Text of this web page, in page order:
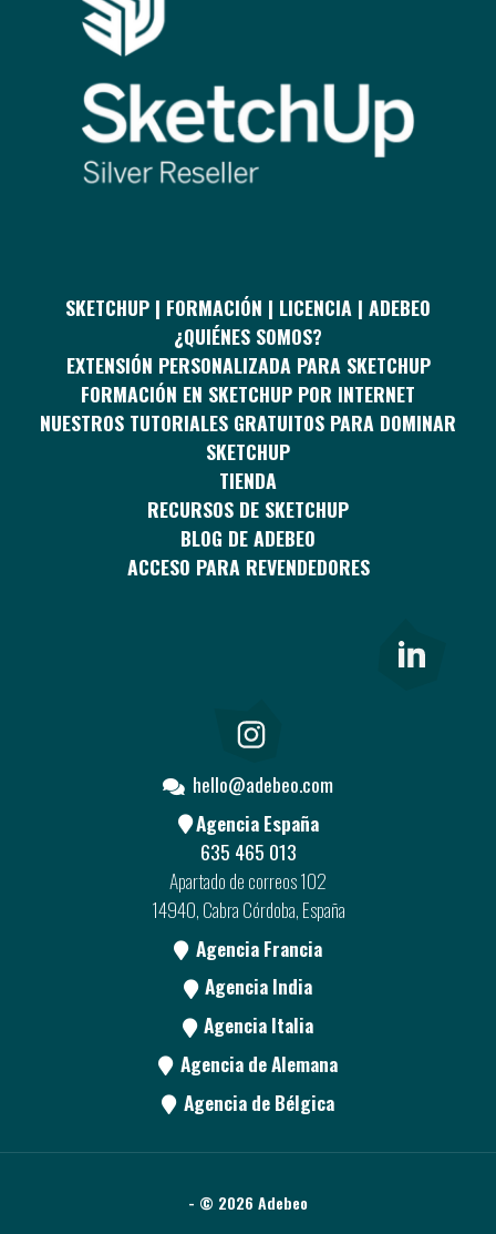
SKETCHUP | FORMACIÓN | LICENCIA | ADEBEO
¿QUIÉNES SOMOS?
EXTENSIÓN PERSONALIZADA PARA SKETCHUP
FORMACIÓN EN SKETCHUP POR INTERNET
NUESTROS TUTORIALES GRATUITOS PARA DOMINAR
SKETCHUP
TIENDA
RECURSOS DE SKETCHUP
BLOG DE ADEBEO
ACCESO PARA REVENDEDORES
hello@adebeo.com
Agencia España
635 465 013
Apartado de correos 102
14940, Cabra Córdoba, España
Agencia Francia
Agencia India
Agencia Italia
Agencia de Alemana
Agencia de Bélgica
- © 2026 Adebeo